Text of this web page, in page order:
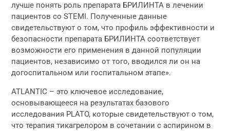
лучше понять роль препарата БРИЛИНТА в лечении
пациентов со STEMI. Полученные данные
свидетельствуют о том, что профиль эффективности и
безопасности препарата БРИЛИНТА соответствует
возможности его применения в данной популяции
пациентов, независимо от того, вводился ли он на
догоспитальном или госпитальном этапе».
ATLANTIC – это ключевое исследование,
основывающееся на результатах базового
исследования PLATO, которые свидетельствуют о том,
что терапия тикагрелором в сочетании с аспирином в